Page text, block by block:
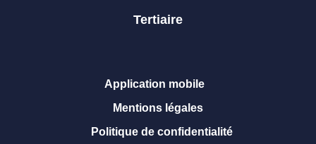
Tertiaire
Application mobile
Mentions légales
Politique de confidentialité